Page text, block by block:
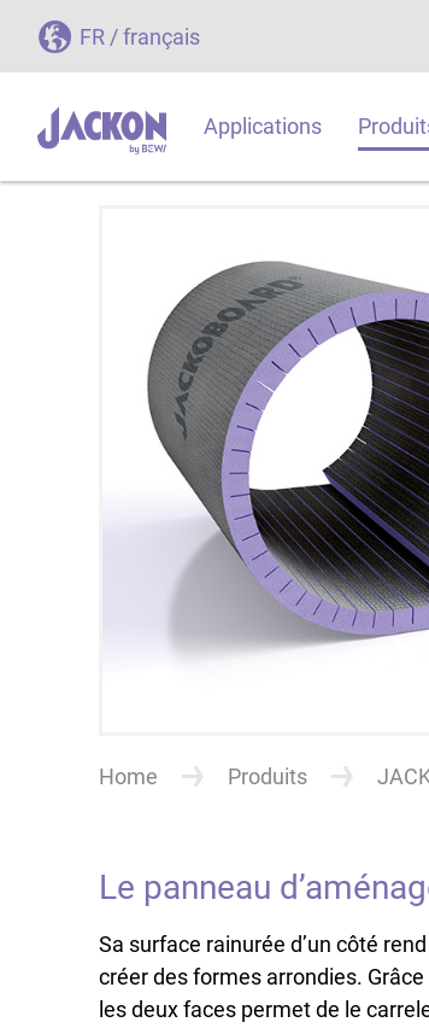
Applications
FR / français
Home Produits
Le panneau
Sa surface rainurée d’un côté
créer des formes arrondies.
les deux faces permet de le